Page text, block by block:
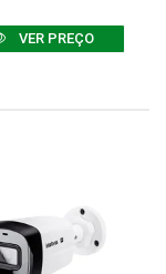
VER PREÇO